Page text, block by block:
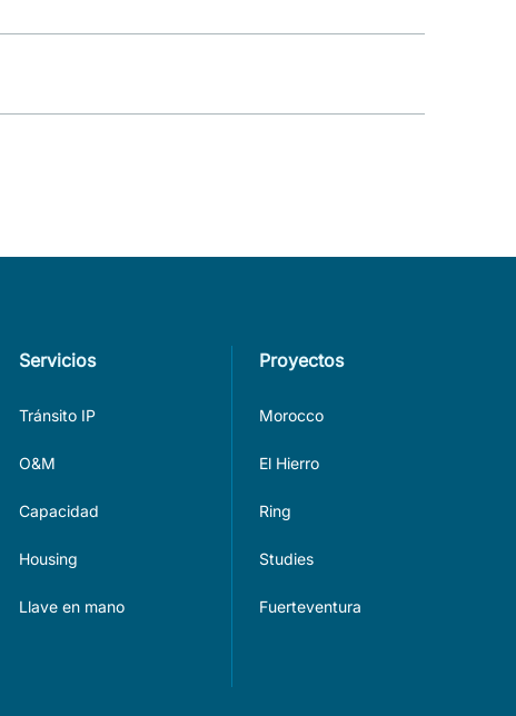
Servicios
Tránsito IP
O&M
Capacidad
Housing
Llave en mano
Proyectos
Morocco
El Hierro
Ring
Studies
Fuerteventura